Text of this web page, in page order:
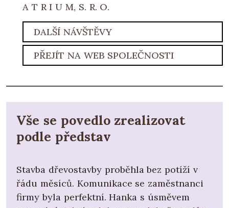
A T R I U M, S. R. O.
DALŠÍ NÁVŠTĚVY
PŘEJÍT NA WEB SPOLEČNOSTI
Vše se povedlo zrealizovat
podle představ
Stavba dřevostavby proběhla bez potíží v
řádu měsíců. Komunikace se zaměstnanci
firmy byla perfektní. Hanka s úsměvem